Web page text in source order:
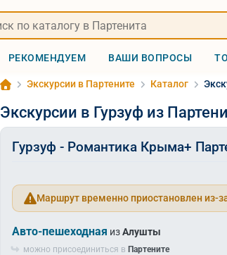
РЕКОМЕНДУЕМ ВАШИ ВОПРОСЫ
Экскурсии в Партените Каталог
Экскурсии в Гурзуф из
Гурзуф - Романтика Крыма+
Маршрут временно приостановлен из-
Авто-пешеходная изАлушты
можно присоединиться в Партените